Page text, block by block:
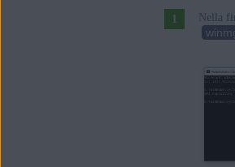
Nella